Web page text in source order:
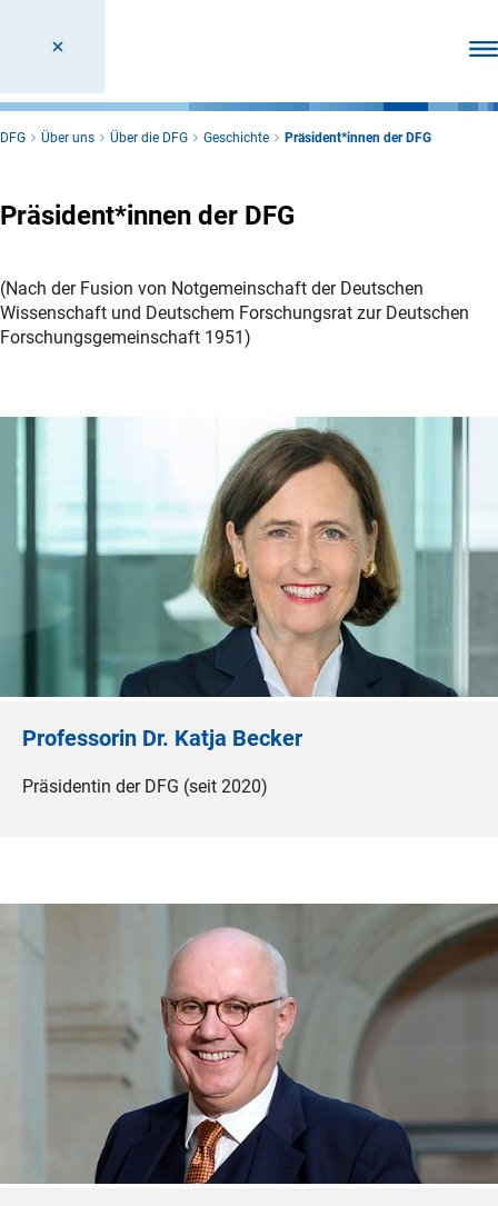
DFG Über uns Über die DFG Geschichte Präsident*innen der DFG
Präsident*innen der DFG
(Nach der Fusion von Notgemeinschaft der Deutschen
Wissenschaft und Deutschem Forschungsrat zur Deutschen
Forschungsgemeinschaft 1951)
Professorin Dr. Katja Becker
Präsidentin der DFG (seit 2020)